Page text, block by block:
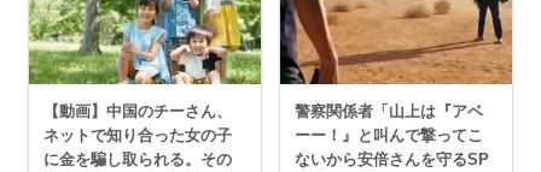
【動画】中国のチーさん、
ネットで知り合った女の子
に金を騙し取られる。その
警察関係者「山上は『アベ
ーー！』と叫んで撃ってこ
ないから安倍さんを守るSP